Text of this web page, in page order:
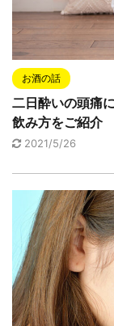
お酒の話
二日酔いの頭痛
飲み方をご紹介
2021/5/26